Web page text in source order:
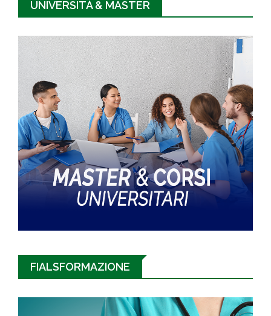
UNIVERSITÀ & MASTER
FIALSFORMAZIONE